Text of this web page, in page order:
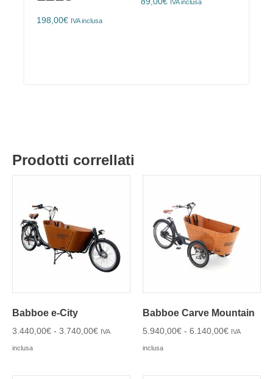
198,00€ IVA inclusa
IVA inclusa
Prodotti correllati
Babboe e-City
3.440,00€ - 3.740,00€ IVA
inclusa
Babboe Carve Mountain
5.940,00€ - 6.140,00€ IVA
inclusa